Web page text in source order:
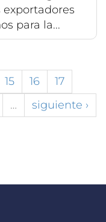
para la...
15 16
17
…
siguiente ›